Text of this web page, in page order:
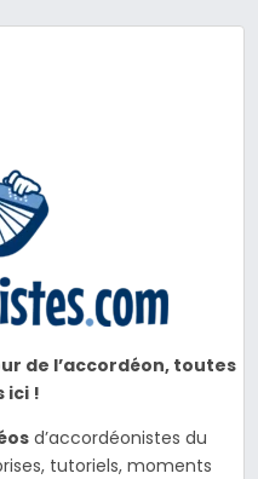
de l’accordéon, toutes
ici !
d’accordéonistes du
tutoriels, moments